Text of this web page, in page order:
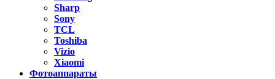
Sharp
Sony
TCL
Toshiba
Vizio
Xiaomi
Фотоаппараты